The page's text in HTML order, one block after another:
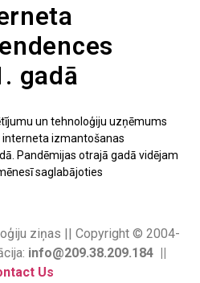
gadā
un tehnoloģiju uzņēmums
interneta izmantošanas
Pandēmijas otrajā gadā vidējam
saglabājoties
ziņas || Copyright © 2004-
info@209.38.209.184 ||
Us